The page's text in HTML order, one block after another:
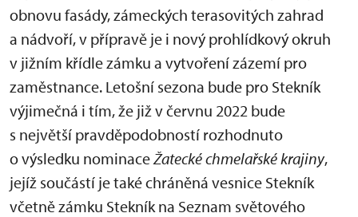
obnovu fasády, zámeckých terasovitých zahrad
a nádvoří, v přípravě je i nový prohlídkový okruh
v jižním křídle zámku a vytvoření zázemí pro
zaměstnance. Letošní sezona bude pro Stekník
výjimečná i tím, že již v červnu 2022 bude
s největší pravděpodobností rozhodnuto
o výsledku nominaceŽatecké chmelařské krajiny,
jejíž součástí je také chráněná vesnice Stekník
včetně zámku Stekník na Seznam světového